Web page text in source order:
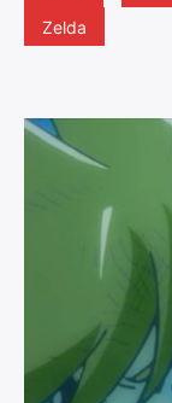
Zelda